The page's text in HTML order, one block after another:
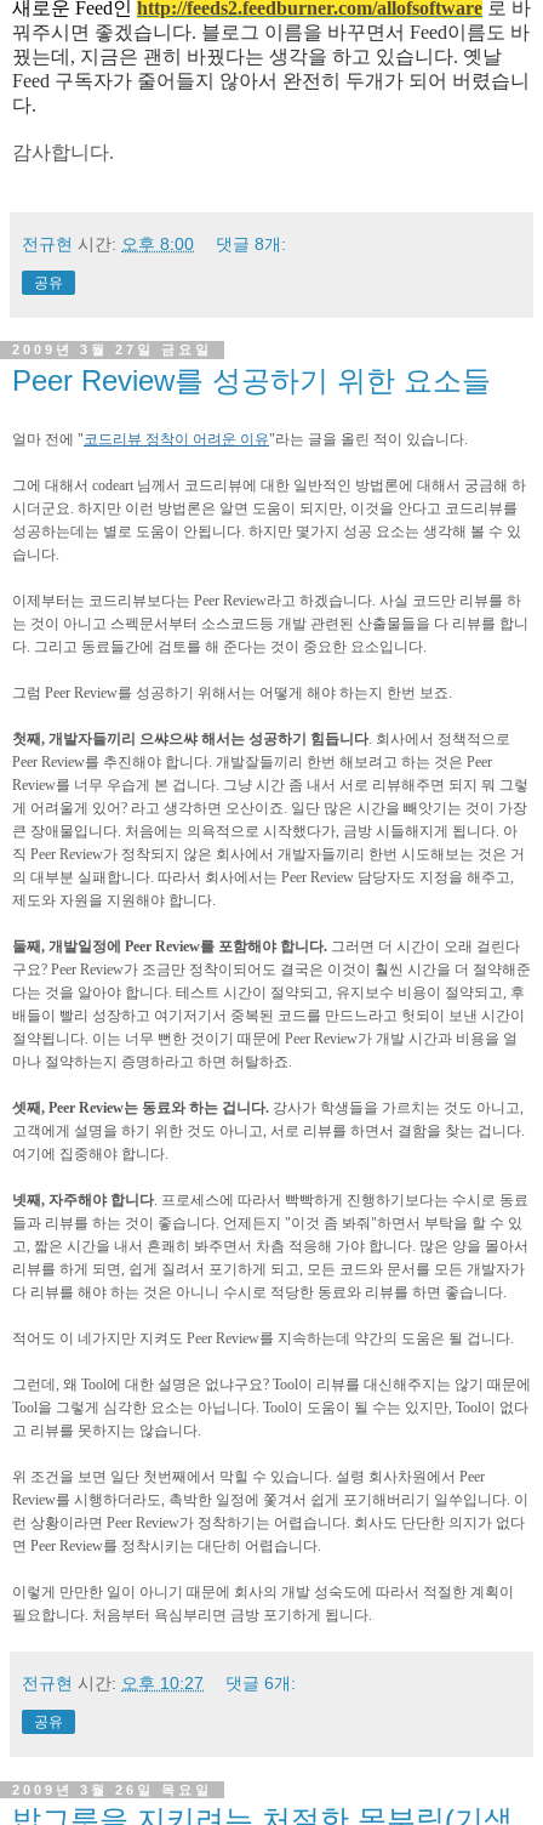
새로운 Feed인 http://feeds2.feedburner.com/allofsoftware 로 바
꿔주시면 좋겠습니다. 블로그 이름을 바꾸면서 Feed이름도 바
꿨는데, 지금은 괜히 바꿨다는 생각을 하고 있습니다. 옛날
Feed 구독자가 줄어들지 않아서 완전히 두개가 되어 버렸습니
다.
감사합니다.
전규현 시간: 오후 8:00 댓글 8개:
공유
2009년 3월 27일 금요일
Peer Review를 성공하기 위한 요소들
얼마 전에 "코드리뷰 정착이 어려운 이유"라는 글을 올린 적이 있습니다.
그에 대해서 codeart 님께서 코드리뷰에 대한 일반적인 방법론에 대해서 궁금해 하
시더군요. 하지만 이런 방법론은 알면 도움이 되지만, 이것을 안다고 코드리뷰를
성공하는데는 별로 도움이 안됩니다. 하지만 몇가지 성공 요소는 생각해 볼 수 있
습니다.
이제부터는 코드리뷰보다는 Peer Review라고 하겠습니다. 사실 코드만 리뷰를 하
는 것이 아니고 스펙문서부터 소스코드등 개발 관련된 산출물들을 다 리뷰를 합니
다. 그리고 동료들간에 검토를 해 준다는 것이 중요한 요소입니다.
그럼 Peer Review를 성공하기 위해서는 어떻게 해야 하는지 한번 보죠.
첫째, 개발자들끼리 으쌰으쌰 해서는 성공하기 힘듭니다. 회사에서 정책적으로
Peer Review를 추진해야 합니다. 개발잘들끼리 한번 해보려고 하는 것은 Peer
Review를 너무 우습게 본 겁니다. 그냥 시간 좀 내서 서로 리뷰해주면 되지 뭐 그렇
게 어려울게 있어? 라고 생각하면 오산이죠. 일단 많은 시간을 빼앗기는 것이 가장
큰 장애물입니다. 처음에는 의욕적으로 시작했다가, 금방 시들해지게 됩니다. 아
직 Peer Review가 정착되지 않은 회사에서 개발자들끼리 한번 시도해보는 것은 거
의 대부분 실패합니다. 따라서 회사에서는 Peer Review 담당자도 지정을 해주고,
제도와 자원을 지원해야 합니다.
둘째, 개발일정에 Peer Review를 포함해야 합니다. 그러면 더 시간이 오래 걸린다
구요? Peer Review가 조금만 정착이되어도 결국은 이것이 훨씬 시간을 더 절약해준
다는 것을 알아야 합니다. 테스트 시간이 절약되고, 유지보수 비용이 절약되고, 후
배들이 빨리 성장하고 여기저기서 중복된 코드를 만드느라고 헛되이 보낸 시간이
절약됩니다. 이는 너무 뻔한 것이기 때문에 Peer Review가 개발 시간과 비용을 얼
마나 절약하는지 증명하라고 하면 허탈하죠.
셋째, Peer Review는 동료와 하는 겁니다. 강사가 학생들을 가르치는 것도 아니고,
고객에게 설명을 하기 위한 것도 아니고, 서로 리뷰를 하면서 결함을 찾는 겁니다.
여기에 집중해야 합니다.
넷째, 자주해야 합니다. 프로세스에 따라서 빡빡하게 진행하기보다는 수시로 동료
들과 리뷰를 하는 것이 좋습니다. 언제든지 "이것 좀 봐줘"하면서 부탁을 할 수 있
고, 짧은 시간을 내서 흔쾌히 봐주면서 차츰 적응해 가야 합니다. 많은 양을 몰아서
리뷰를 하게 되면, 쉽게 질려서 포기하게 되고, 모든 코드와 문서를 모든 개발자가
다 리뷰를 해야 하는 것은 아니니 수시로 적당한 동료와 리뷰를 하면 좋습니다.
적어도 이 네가지만 지켜도 Peer Review를 지속하는데 약간의 도움은 될 겁니다.
그런데, 왜 Tool에 대한 설명은 없냐구요? Tool이 리뷰를 대신해주지는 않기 때문에
Tool을 그렇게 심각한 요소는 아닙니다. Tool이 도움이 될 수는 있지만, Tool이 없다
고 리뷰를 못하지는 않습니다.
위 조건을 보면 일단 첫번째에서 막힐 수 있습니다. 설령 회사차원에서 Peer
Review를 시행하더라도, 촉박한 일정에 쫓겨서 쉽게 포기해버리기 일쑤입니다. 이
런 상황이라면 Peer Review가 정착하기는 어렵습니다. 회사도 단단한 의지가 없다
면 Peer Review를 정착시키는 대단히 어렵습니다.
이렇게 만만한 일이 아니기 때문에 회사의 개발 성숙도에 따라서 적절한 계획이
필요합니다. 처음부터 욕심부리면 금방 포기하게 됩니다.
전규현 시간: 오후 10:27 댓글 6개:
공유
2009년 3월 26일 목요일